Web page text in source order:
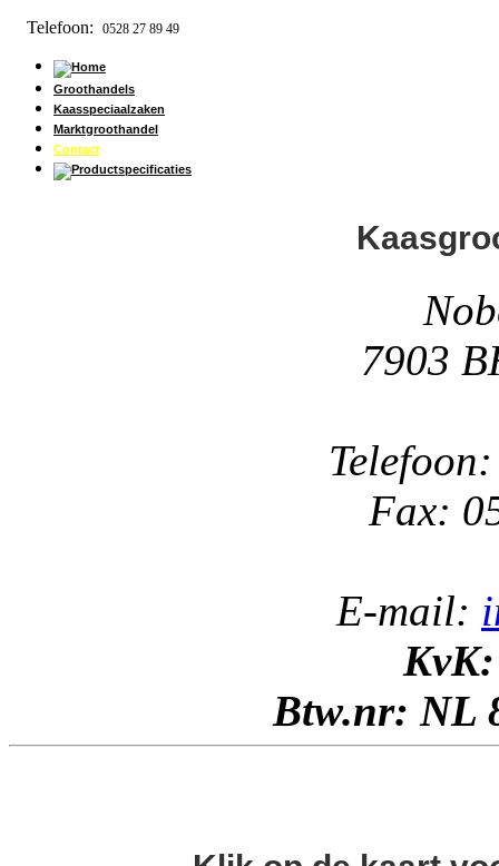
Telefoon: 0528 27 89 49
Groothandels
Kaasspeciaalzaken
Marktgroothandel
Contact
7903
Fax:
E-mail:
Btw.nr: NL